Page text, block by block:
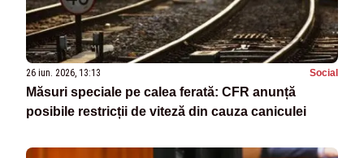
26 iun. 2026, 13:13 Social
Măsuri speciale pe calea ferată: CFR anunță
posibile restricții de viteză din cauza caniculei